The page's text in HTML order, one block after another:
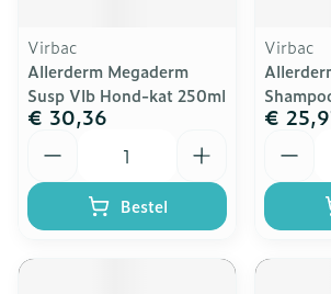
Virbac
Allerderm Megaderm
Susp Vlb Hond-kat 250ml
€ 30,36
Bestel
Virbac
€